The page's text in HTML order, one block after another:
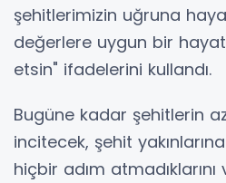
şehitlerimizin uğruna
değerlere uygun bir
etsin" ifadelerini kullandı.
Bugüne kadar şehitlerin
incitecek, şehit
hiçbir adım